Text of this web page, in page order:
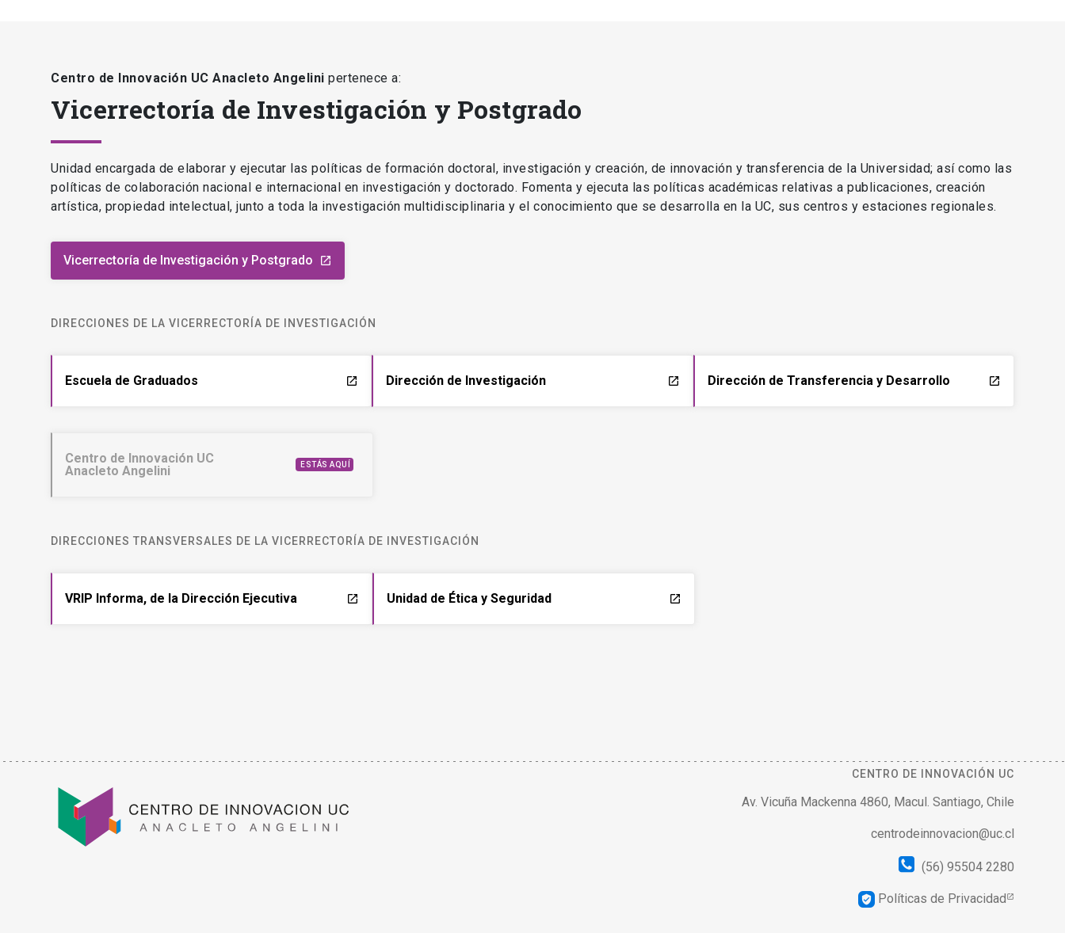
Centro de Innovación UC Anacleto Angelini pertenece a:
Vicerrectoría de Investigación y Postgrado
Unidad encargada de elaborar y ejecutar las políticas de formación doctoral, investigación y creación, de innovación y transferencia de la Universidad; así como las
políticas de colaboración nacional e internacional en investigación y doctorado. Fomenta y ejecuta las políticas académicas relativas a publicaciones, creación
artística, propiedad intelectual, junto a toda la investigación multidisciplinaria y el conocimiento que se desarrolla en la UC, sus centros y estaciones regionales.
Vicerrectoría de Investigación y Postgrado launch
DIRECCIONES DE LA VICERRECTORÍA DE INVESTIGACIÓN
Escuela de Graduados launch Dirección de Investigación launch Dirección de Transferencia y Desarrollo launch
Centro de Innovación UC
Anacleto Angelini
ESTÁS AQUÍ
DIRECCIONES TRANSVERSALES DE LA VICERRECTORÍA DE INVESTIGACIÓN
VRIP Informa, de la Dirección Ejecutiva launch Unidad de Ética y Seguridad launch
CENTRO DE INNOVACIÓN UC
Av. Vicuña Mackenna 4860, Macul. Santiago, Chile
centrodeinnovacion@uc.cl
(56) 95504 2280
verified_user Políticas de Privacidad